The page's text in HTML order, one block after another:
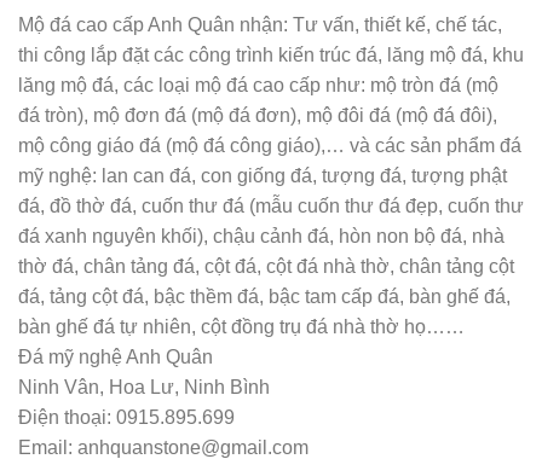
Mộ đá cao cấp Anh Quân nhận: Tư vấn, thiết kế, chế tác,
thi công lắp đặt các công trình kiến trúc đá, lăng mộ đá, khu
lăng mộ đá, các loại mộ đá cao cấp như: mộ tròn đá (mộ
đá tròn), mộ đơn đá (mộ đá đơn), mộ đôi đá (mộ đá đôi),
mộ công giáo đá (mộ đá công giáo),… và các sản phẩm đá
mỹ nghệ: lan can đá, con giống đá, tượng đá, tượng phật
đá, đồ thờ đá, cuốn thư đá (mẫu cuốn thư đá đẹp, cuốn thư
đá xanh nguyên khối), chậu cảnh đá, hòn non bộ đá, nhà
thờ đá, chân tảng đá, cột đá, cột đá nhà thờ, chân tảng cột
đá, tảng cột đá, bậc thềm đá, bậc tam cấp đá, bàn ghế đá,
bàn ghế đá tự nhiên, cột đồng trụ đá nhà thờ họ……
Đá mỹ nghệ Anh Quân
Ninh Vân, Hoa Lư, Ninh Bình
Điện thoại: 0915.895.699
Email: anhquanstone@gmail.com